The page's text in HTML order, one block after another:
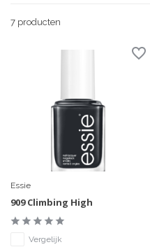
7 producten
Essie
909 Climbing High
Vergelijk